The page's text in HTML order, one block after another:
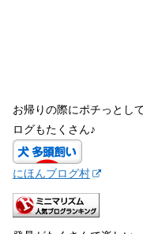
お帰りの際にポチっとし
ログもたくさん♪
にほんブログ村